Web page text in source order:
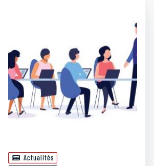
Actualités